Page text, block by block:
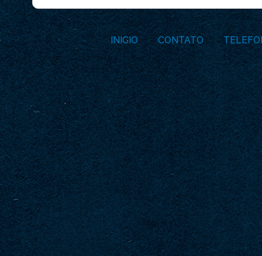
INICIO CONTATO